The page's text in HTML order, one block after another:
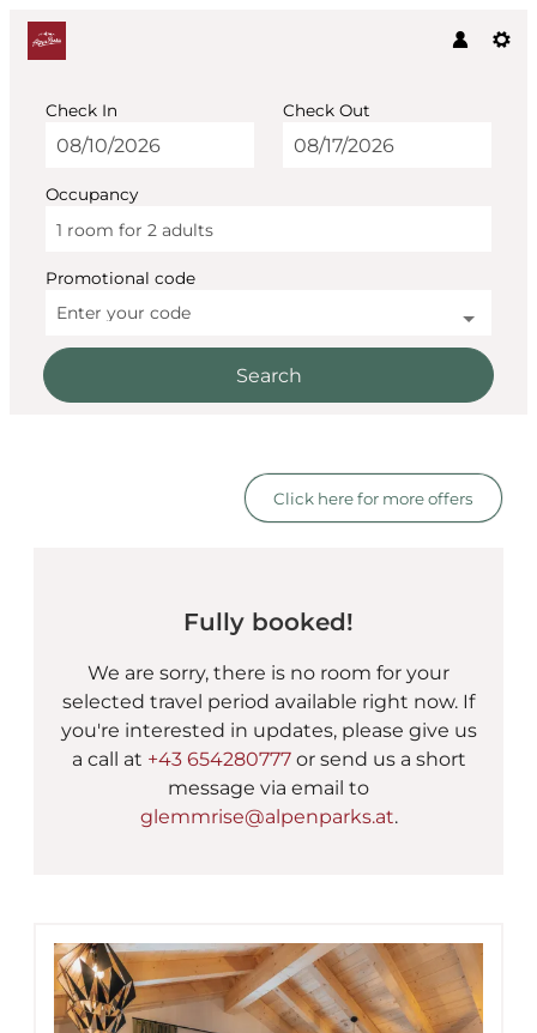
Check In Check Out
Occupancy
1 room for 2 adults
Promotional code
Enter your code
Search
AlpenParks Residence
Click here for more offers
Fully booked!
We are sorry, there is no room for your
selected travel period available right now. If
you're interested in updates, please give us
a call at +43 654280777or send us a short
message via email to
glemmrise@alpenparks.at.